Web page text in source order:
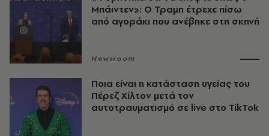
Μπάιντεν»: Ο Τραμπ έτρεχε πίσω
από αγοράκι που ανέβηκε στη σκηνή
Newsroom
Ποια είναι η κατάσταση υγείας του
Πέρεζ Χίλτον μετά τον
αυτοτραυματισμό σε live στο TikTok